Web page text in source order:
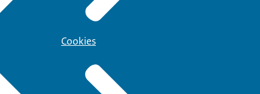
Cookies